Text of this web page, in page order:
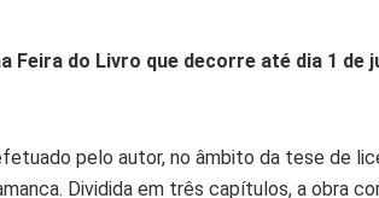
Feira do Livro que decorre até dia 1 de
pelo autor, no âmbito da tese de
Dividida em três capítulos, a obra